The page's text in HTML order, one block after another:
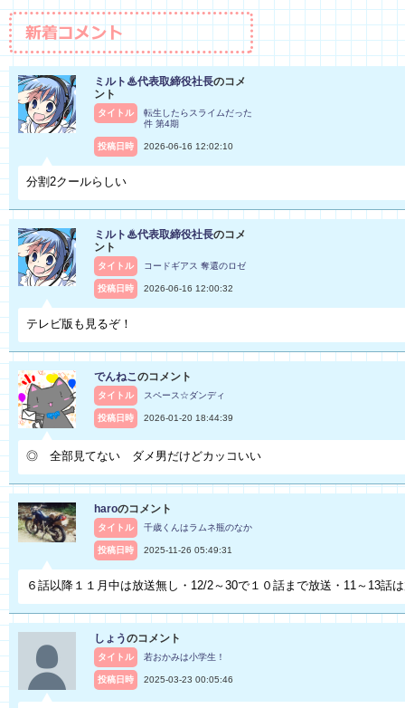
ミルト♨代表取締役社長のコメ
ント
タイトル
転生したらスライムだった
件 第4期
投稿日時 2026-06-16 12:02:10
分割2クールらしい
ミルト♨代表取締役社長のコメ
ント
タイトル コードギアス 奪還のロゼ
投稿日時 2026-06-16 12:00:32
テレビ版も見るぞ！
でんねこのコメント
タイトル スペース☆ダンディ
投稿日時 2026-01-20 18:44:39
◎ 全部見てない ダメ男だけどカッコいい
haroのコメント
タイトル 千歳くんはラムネ瓶のなか
投稿日時 2025-11-26 05:49:31
６話以降１１月中は放送無し・12/2～30で１０話まで放送・11～13話
しょうのコメント
タイトル 若おかみは小学生！
投稿日時 2025-03-23 00:05:46